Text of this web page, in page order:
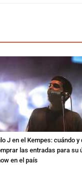
J en el Kempes: cuándo y
las entradas para su
en el país